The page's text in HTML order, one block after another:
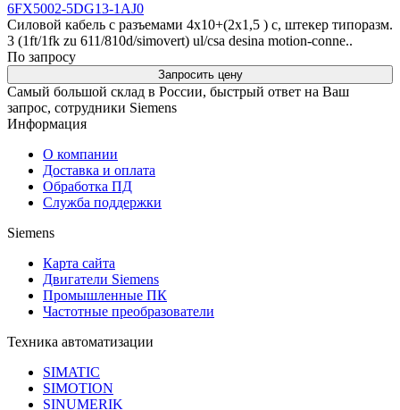
6FX5002-5DG13-1AJ0
Силовой кабель с разъемами 4x10+(2x1,5 ) c, штекер типоразм.
3 (1ft/1fk zu 611/810d/simovert) ul/csa desina motion-conne..
По запросу
Запросить цену
Самый большой склад в России, быстрый ответ на Ваш
запрос, сотрудники Siemens
Информация
О компании
Доставка и оплата
Обработка ПД
Служба поддержки
Siemens
Карта сайта
Двигатели Siemens
Промышленные ПК
Частотные преобразователи
Техника автоматизации
SIMATIC
SIMOTION
SINUMERIK